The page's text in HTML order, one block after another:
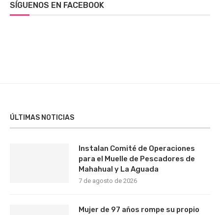
SÍGUENOS EN FACEBOOK
ÚLTIMAS NOTICIAS
Instalan Comité de Operaciones
para el Muelle de Pescadores de
Mahahual y La Aguada
7 de agosto de 2026
Mujer de 97 años rompe su propio